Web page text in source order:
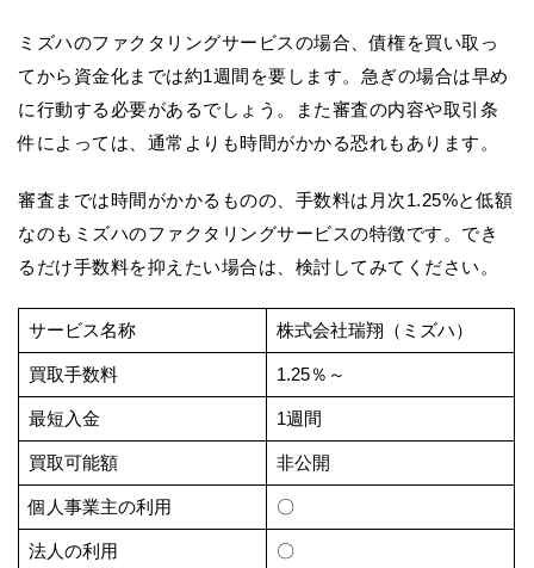
ミズハのファクタリングサービスの場合、債権を買い取っ
てから資金化までは約1週間を要します。急ぎの場合は早め
に行動する必要があるでしょう。また審査の内容や取引条
件によっては、通常よりも時間がかかる恐れもあります。
審査までは時間がかかるものの、手数料は月次1.25%と低額
なのもミズハのファクタリングサービスの特徴です。でき
るだけ手数料を抑えたい場合は、検討してみてください。
サービス名称 株式会社瑞翔（ミズハ）
買取手数料 1.25％～
最短入金 1週間
買取可能額 非公開
個人事業主の利用 〇
法人の利用 〇